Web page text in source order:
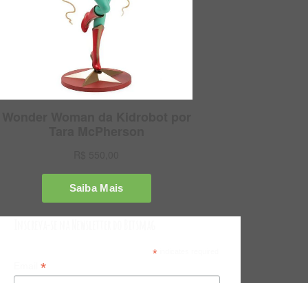
*indicates required
*